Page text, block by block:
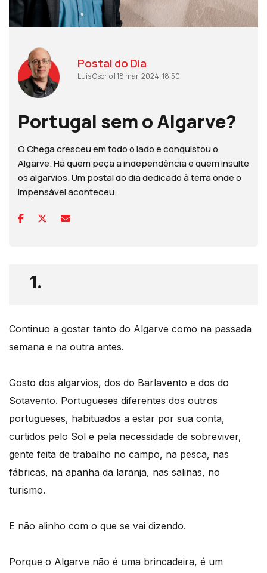
Postal do Dia
Luís Osório | 18 mar, 2024, 18:50
Portugal sem o Algarve?
O Chega cresceu em todo o lado e conquistou o
Algarve. Há quem peça a independência e quem insulte
os algarvios. Um postal do dia dedicado à terra onde o
impensável aconteceu.
1.
Continuo a gostar tanto do Algarve como na passada
semana e na outra antes.
Gosto dos algarvios, dos do Barlavento e dos do
Sotavento. Portugueses diferentes dos outros
portugueses, habituados a estar por sua conta,
curtidos pelo Sol e pela necessidade de sobreviver,
gente feita de trabalho no campo, na pesca, nas
fábricas, na apanha da laranja, nas salinas, no
turismo.
E não alinho com o que se vai dizendo.
Porque o Algarve não é uma brincadeira, é um